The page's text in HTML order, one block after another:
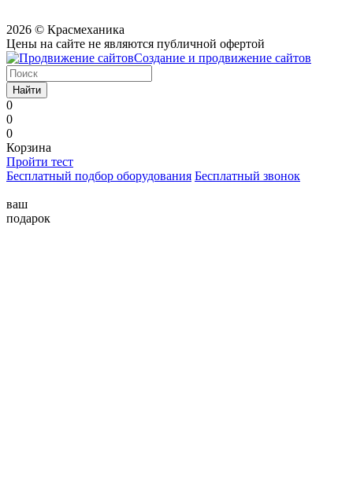
2026 © Красмеханика
Цены на сайте не являются публичной офертой
Создание и продвижение сайтов
Найти
0
0
0
Корзина
Пройти тест
Бесплатный подбор оборудования Бесплатный звонок
ваш
подарок